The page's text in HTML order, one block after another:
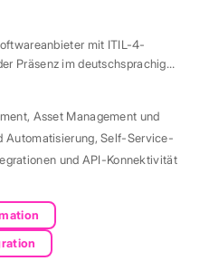
mit ITIL-4-
Präsenz im deutschsprachigen
, Asset Management und
Automatisierung,Self-Service-
und API-Konnektivität